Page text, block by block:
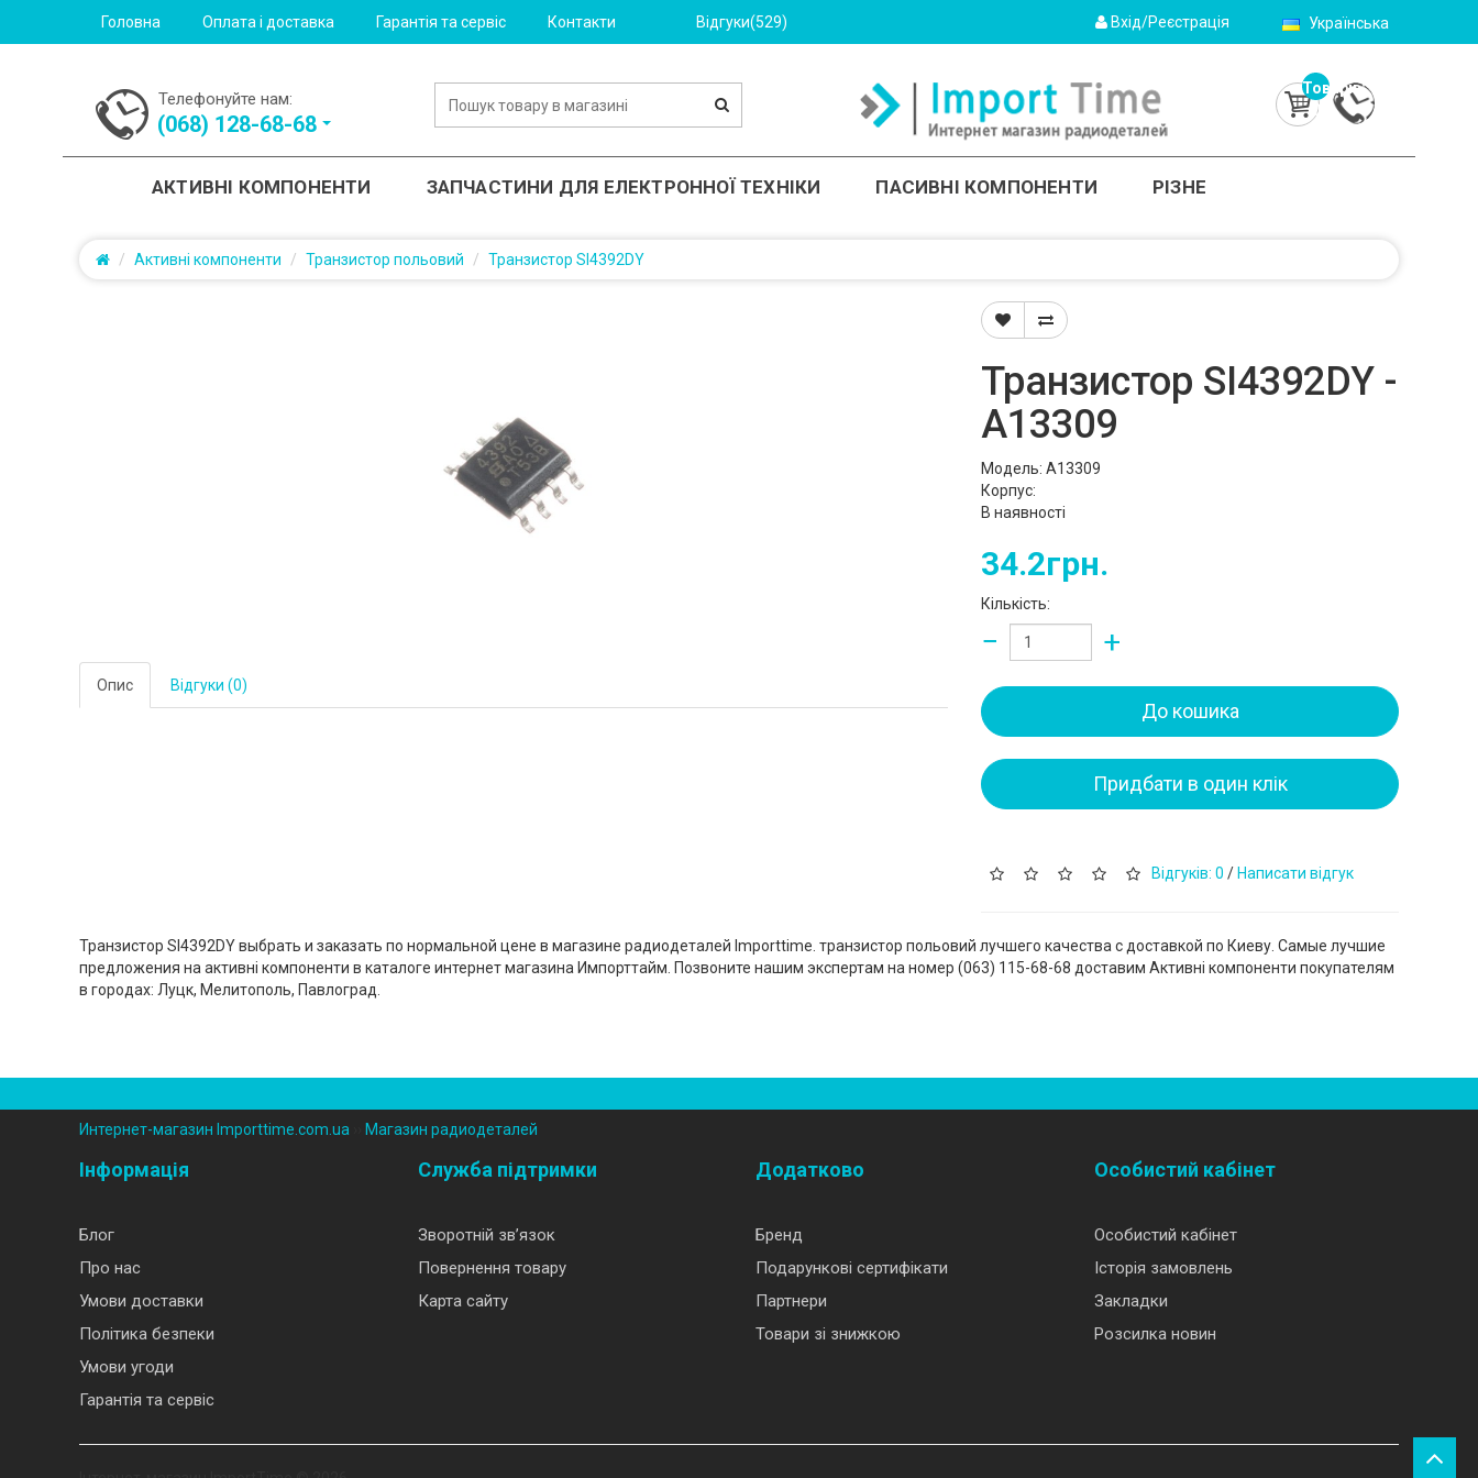
Головна Оплата і доставка Гарантія та сервіс Контакти Відгуки(529) Українська
Вхід/Реєстрація
Телефонуйте нам:
(‎068) 128-68-68
Товарів:
0
(0.0грн.)
АКТИВНІ КОМПОНЕНТИ ЗАПЧАСТИНИ ДЛЯ ЕЛЕКТРОННОЇ ТЕХНІКИ ПАСИВНІ КОМПОНЕНТИ РІЗНЕ
Активні компоненти Транзистор польовий Транзистор SI4392DY
Опис Відгуки (0)
Транзистор SI4392DY -
A13309
Модель: A13309
Корпус:
В наявності
34.2грн.
Кількість:
− +
До кошика
Придбати в один клік
Відгуків: 0 / Написати відгук
Транзистор SI4392DY выбрать и заказать по нормальной цене в магазине радиодеталей Importtime. транзистор польовий лучшего качества с доставкой по Киеву. Самые лучшие
предложения на активні компоненти в каталоге интернет магазина Импорттайм. Позвоните нашим экспертам на номер (‎063) 115-68-68 доставим Активні компоненти покупателям
в городах: Луцк, Мелитополь, Павлоград.
Интернет-магазин Importtime.com.ua Магазин радиодеталей
Інформація
Блог
Про нас
Умови доставки
Політика безпеки
Умови угоди
Гарантія та сервіс
Служба підтримки
Зворотній зв’язок
Повернення товару
Карта сайту
Додатково
Бренд
Подарункові сертифікати
Партнери
Товари зі знижкою
Особистий кабінет
Особистий кабінет
Історія замовлень
Закладки
Розсилка новин